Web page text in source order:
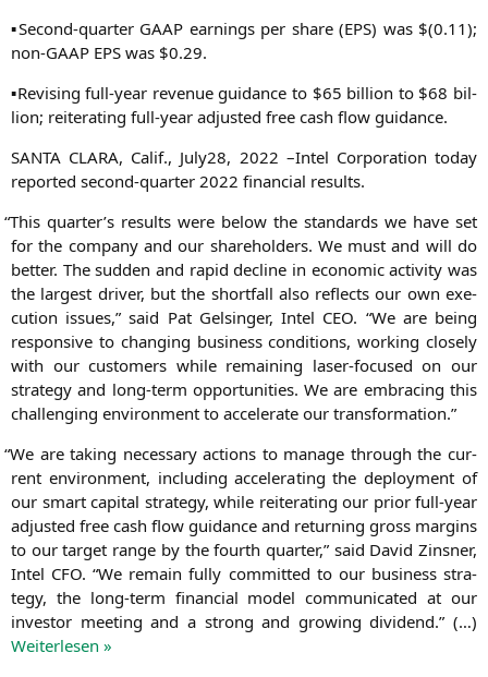
▪Second-quar­ter GAAP ear­nings per share (EPS) was $(0.11);
non-GAAP EPS was $0.29.
▪Revi­sing full-year reve­nue gui­dance to $65 bil­li­on to $68 bil­
li­on; rei­te­ra­ting full-year adjus­ted free cash flow guidance.
SANTA CLARA, Calif., July28, 2022 –Intel Cor­po­ra­ti­on today
repor­ted second-quar­ter 2022 finan­cial results.
“This quarter’s results were below the stan­dards we have set
for the com­pa­ny and our share­hol­ders. We must and will do
bet­ter. The sud­den and rapid decli­ne in eco­no­mic acti­vi­ty was
the lar­gest dri­ver, but the short­fall also reflects our own exe­
cu­ti­on issues,” said Pat Gel­sin­ger, Intel CEO. “We are being
respon­si­ve to chan­ging busi­ness con­di­ti­ons, working clo­se­ly
with our cus­to­mers while remai­ning laser-focu­sed on our
stra­tegy and long-term oppor­tu­ni­ties. We are embra­cing this
chal­len­ging envi­ron­ment to acce­le­ra­te our transformation.”
“We are taking neces­sa­ry actions to mana­ge through the cur­
rent envi­ron­ment, inclu­ding acce­le­ra­ting the deploy­ment of
our smart capi­tal stra­tegy, while rei­te­ra­ting our pri­or full-year
adjus­ted free cash flow gui­dance and retur­ning gross mar­gins
to our tar­get ran­ge by the fourth quar­ter,” said David Zins­ner,
Intel CFO. “We remain ful­ly com­mit­ted to our busi­ness stra­
tegy, the long-term finan­cial model com­mu­ni­ca­ted at our
inves­tor mee­ting and a strong and gro­wing divi­dend.” (…)
Wei­ter­le­sen »